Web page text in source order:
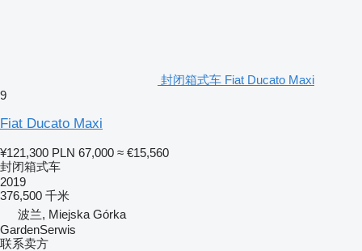
封闭箱式车 Fiat Ducato Maxi
9
Fiat Ducato Maxi
¥121,300 PLN 67,000 ≈ €15,560
封闭箱式车
2019
376,500 千米
波兰, Miejska Górka
GardenSerwis
联系卖方